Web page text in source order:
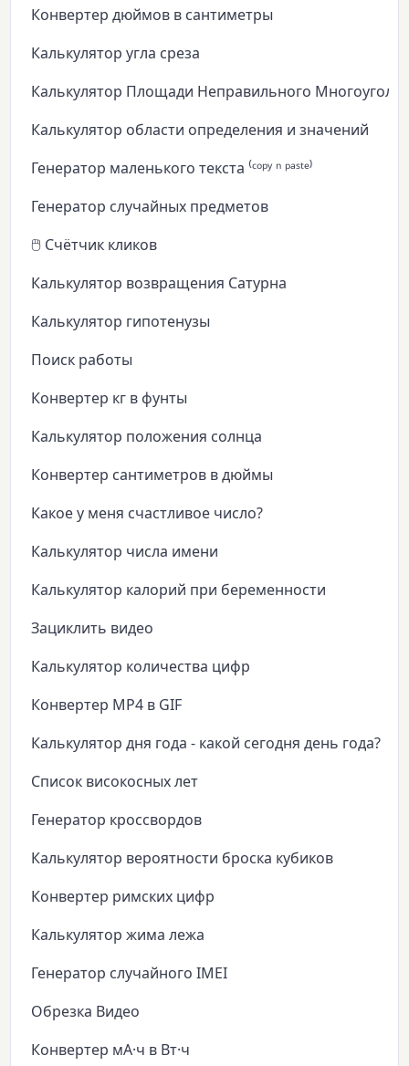
Конвертер дюймов в сантиметры
Калькулятор угла среза
Калькулятор Площади Неправильного
Калькулятор области определения и значений
Генератор маленького текста ⁽ᶜᵒᵖʸ ⁿ ᵖᵃˢᵗᵉ⁾
Генератор случайных предметов
🖱️ Счётчик кликов
Калькулятор возвращения Сатурна
Калькулятор гипотенузы
Поиск работы
Конвертер кг в фунты
Калькулятор положения солнца
Конвертер сантиметров в дюймы
Какое у меня счастливое число?
Калькулятор числа имени
Калькулятор калорий при беременности
Зациклить видео
Калькулятор количества цифр
Конвертер MP4 в GIF
Калькулятор дня года - какой сегодня день года?
Список високосных лет
Генератор кроссвордов
Калькулятор вероятности броска кубиков
Конвертер римских цифр
Калькулятор жима лежа
Генератор случайного IMEI
Обрезка Видео
Конвертер мА·ч в Вт·ч